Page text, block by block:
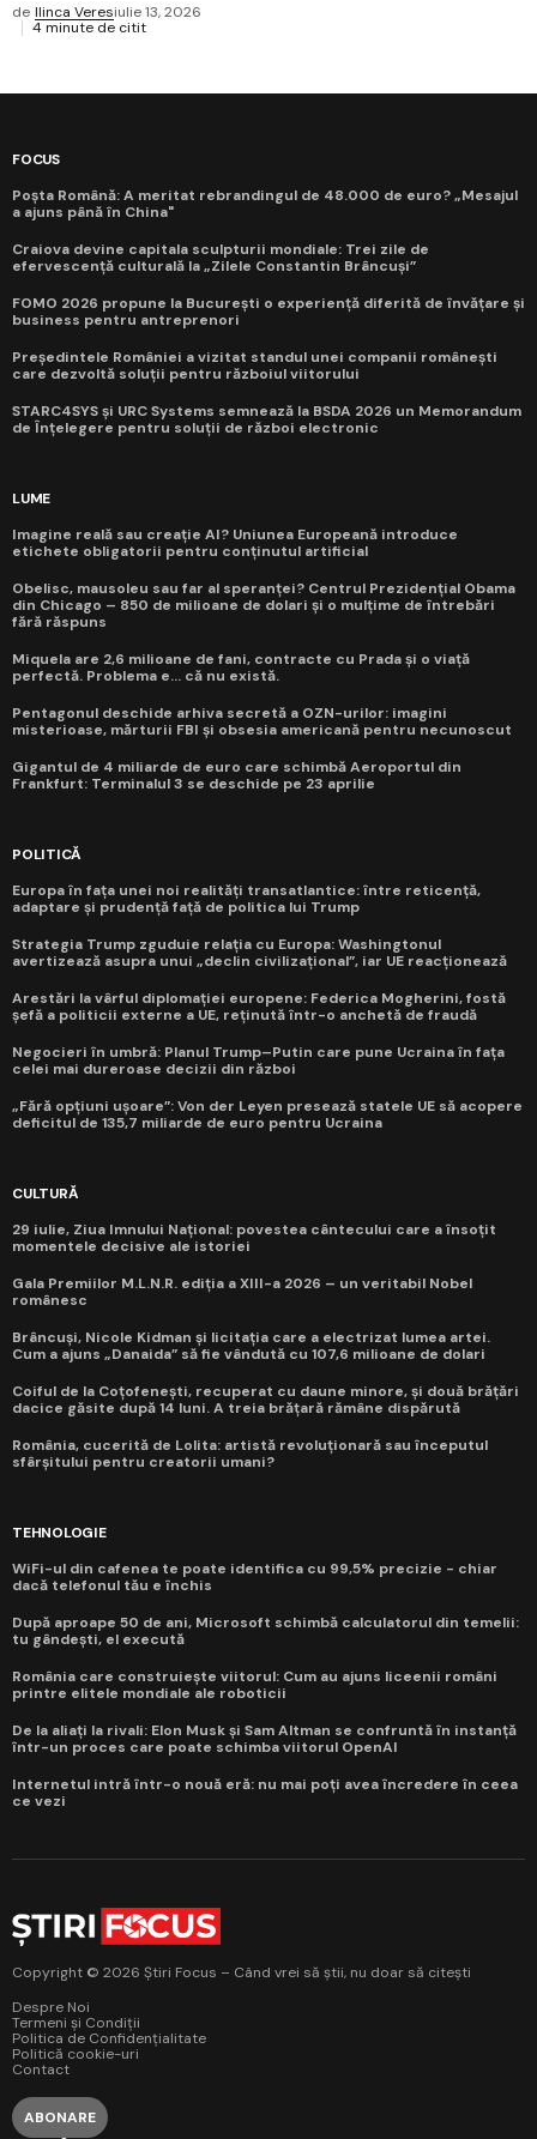
de Ilinca Veresiulie 13, 2026
4 minute de citit
FOCUS
Poșta Română: A meritat rebrandingul de 48.000 de euro? „Mesajul
a ajuns până în China"
Craiova devine capitala sculpturii mondiale: Trei zile de
efervescență culturală la „Zilele Constantin Brâncuși”
FOMO 2026 propune la București o experiență diferită de învățare și
business pentru antreprenori
Președintele României a vizitat standul unei companii românești
care dezvoltă soluții pentru războiul viitorului
STARC4SYS și URC Systems semnează la BSDA 2026 un Memorandum
de Înțelegere pentru soluții de război electronic
LUME
Imagine reală sau creație AI? Uniunea Europeană introduce
etichete obligatorii pentru conținutul artificial
Obelisc, mausoleu sau far al speranței? Centrul Prezidențial Obama
din Chicago – 850 de milioane de dolari și o mulțime de întrebări
fără răspuns
Miquela are 2,6 milioane de fani, contracte cu Prada și o viață
perfectă. Problema e... că nu există.
Pentagonul deschide arhiva secretă a OZN-urilor: imagini
misterioase, mărturii FBI și obsesia americană pentru necunoscut
Gigantul de 4 miliarde de euro care schimbă Aeroportul din
Frankfurt: Terminalul 3 se deschide pe 23 aprilie
POLITICĂ
Europa în fața unei noi realități transatlantice: între reticență,
adaptare și prudență față de politica lui Trump
Strategia Trump zguduie relația cu Europa: Washingtonul
avertizează asupra unui „declin civilizațional”, iar UE reacționează
Arestări la vârful diplomației europene: Federica Mogherini, fostă
șefă a politicii externe a UE, reținută într-o anchetă de fraudă
Negocieri în umbră: Planul Trump–Putin care pune Ucraina în fața
celei mai dureroase decizii din război
„Fără opțiuni ușoare”: Von der Leyen presează statele UE să acopere
deficitul de 135,7 miliarde de euro pentru Ucraina
CULTURĂ
29 iulie, Ziua Imnului Național: povestea cântecului care a însoțit
momentele decisive ale istoriei
Gala Premiilor M.L.N.R. ediția a XIII-a 2026 – un veritabil Nobel
românesc
Brâncuși, Nicole Kidman și licitația care a electrizat lumea artei.
Cum a ajuns „Danaida” să fie vândută cu 107,6 milioane de dolari
Coiful de la Coțofenești, recuperat cu daune minore, și două brățări
dacice găsite după 14 luni. A treia brățară rămâne dispărută
România, cucerită de Lolita: artistă revoluționară sau începutul
sfârșitului pentru creatorii umani?
TEHNOLOGIE
WiFi-ul din cafenea te poate identifica cu 99,5% precizie - chiar
dacă telefonul tău e închis
După aproape 50 de ani, Microsoft schimbă calculatorul din temelii:
tu gândești, el execută
România care construiește viitorul: Cum au ajuns liceenii români
printre elitele mondiale ale roboticii
De la aliați la rivali: Elon Musk și Sam Altman se confruntă în instanță
într-un proces care poate schimba viitorul OpenAI
Internetul intră într-o nouă eră: nu mai poți avea încredere în ceea
ce vezi
Copyright © 2026 Știri Focus – Când vrei să știi, nu doar să citești
Despre Noi
Termeni și Condiții
Politica de Confidențialitate
Politică cookie-uri
Contact
ABONARE